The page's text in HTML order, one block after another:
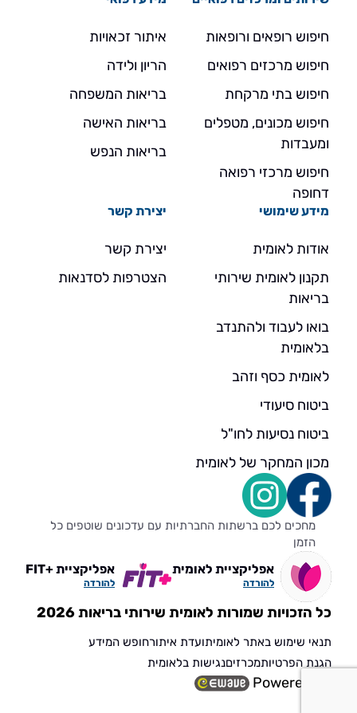
חיפוש רופאים ורופאות
חיפוש מרכזים רפואים
חיפוש בתי מרקחת
חיפוש מכונים, מטפלים
ומעבדות
חיפוש מרכזי רפואה
דחופה
איתור זכאויות
הריון ולידה
בריאות המשפחה
בריאות האישה
בריאות הנפש
מידע שימושי
אודות לאומית
תקנון לאומית שירותי
בריאות
בואו לעבוד ולהתנדב
בלאומית
לאומית כסף וזהב
ביטוח סיעודי
ביטוח נסיעות לחו"ל
מכון המחקר של לאומית
יצירת קשר
יצירת קשר
הצטרפות לסדנאות
מחכים לכם ברשתות החברתיות עם עדכונים שוטפים כל
הזמן
אפליקציית לאומית
להורדה
אפליקציית +FIT
להורדה
כל הזכויות שמורות לאומית שירותי בריאות 2026
תנאי שימוש באתר לאומיתועדת איתורחופש המידע
הגנת הפרטיותמכרזיםנגישות בלאומית
Powered by